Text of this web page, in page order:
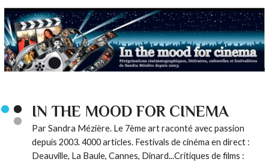
IN THE MOOD FOR CINEMA
Par Sandra Mézière. Le 7ème art raconté avec passion
depuis 2003. 4000 articles. Festivals de cinéma en direct :
Deauville, La Baule, Cannes, Dinard...Critiques de films :